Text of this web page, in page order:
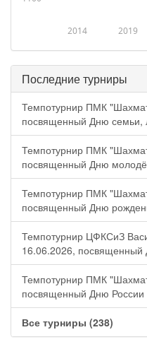
2014 2019
Последние турниры
Темпотурнир ПМК
посвященный Дню семьи,
Темпотурнир ПМК
посвященный Дню
Темпотурнир ПМК
посвященный Дню
Темпотурнир ЦФКСиЗ
16.06.2026, посвященный
Темпотурнир ПМК
посвященный Дню России
Все турниры (238)